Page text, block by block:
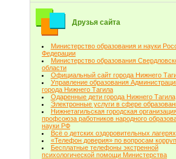
Друзья сайта
Министерство образования и науки
Федерации
Министерство образования
области
Официальный сайт города Нижнего
Управление образования
города Нижнего Тагила
Одаренные дети города Нижнего Тагила
Электронные услуги в сфере
Нижнетагильская городская
профсоюза работников народного
науки РФ
Всё о детских оздоровительных лагерях
«Телефон доверия» по вопросам
Бесплатные телефоны экстренной
психологической помощи Министерства